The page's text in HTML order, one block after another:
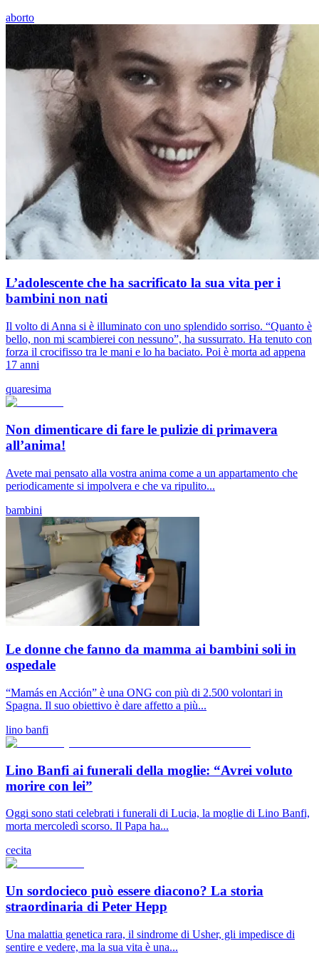
aborto
L’adolescente che ha sacrificato la sua vita per i
bambini non nati
Il volto di Anna si è illuminato con uno splendido sorriso. “Quanto è
bello, non mi scambierei con nessuno”, ha sussurrato. Ha tenuto con
forza il crocifisso tra le mani e lo ha baciato. Poi è morta ad appena
17 anni
quaresima
Non dimenticare di fare le pulizie di primavera
all’anima!
Avete mai pensato alla vostra anima come a un appartamento che
periodicamente si impolvera e che va ripulito...
bambini
Le donne che fanno da mamma ai bambini soli in
ospedale
“Mamás en Acción” è una ONG con più di 2.500 volontari in
Spagna. Il suo obiettivo è dare affetto a più...
lino banfi
Lino Banfi ai funerali della moglie: “Avrei voluto
morire con lei”
Oggi sono stati celebrati i funerali di Lucia, la moglie di Lino Banfi,
morta mercoledì scorso. Il Papa ha...
cecita
Un sordocieco può essere diacono? La storia
straordinaria di Peter Hepp
Una malattia genetica rara, il sindrome di Usher, gli impedisce di
sentire e vedere, ma la sua vita è una...